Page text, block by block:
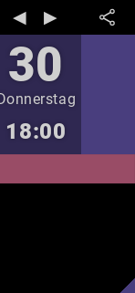
◀︎ ▶︎
30
18:00